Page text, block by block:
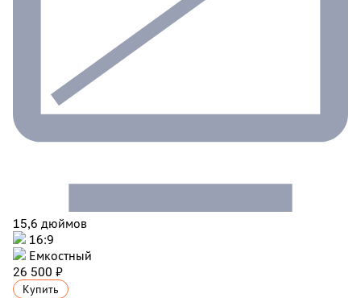
15,6 дюймов
16:9
Емкостный
26 500 ₽
Купить